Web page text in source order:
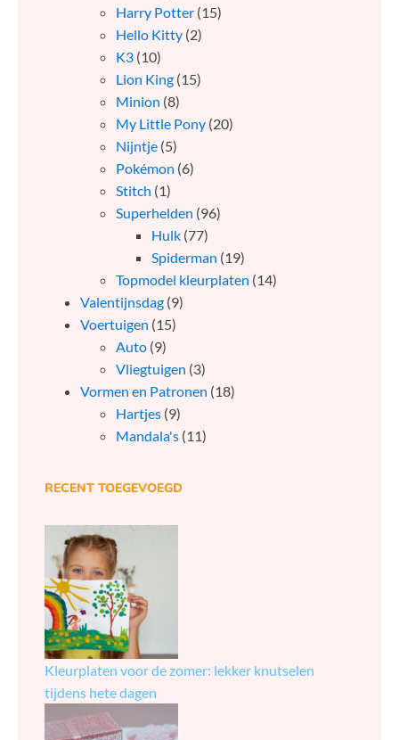
Harry Potter (15)
Hello Kitty (2)
K3 (10)
Lion King (15)
Minion (8)
My Little Pony (20)
Nijntje (5)
Pokémon (6)
Stitch (1)
Superhelden (96)
Hulk (77)
Spiderman (19)
Topmodel kleurplaten (14)
Valentijnsdag (9)
Voertuigen (15)
Auto (9)
Vliegtuigen (3)
Vormen en Patronen (18)
Hartjes (9)
Mandala's (11)
RECENT TOEGEVOEGD
Kleurplaten voor de zomer: lekker knutselen
tijdens hete dagen